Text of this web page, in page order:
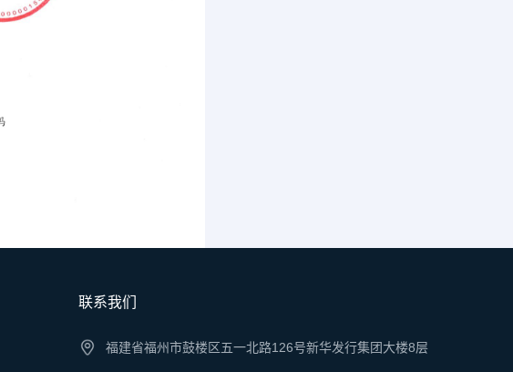
联系我们
福建省福州市鼓楼区五一北路126号新华发行集团大楼8层